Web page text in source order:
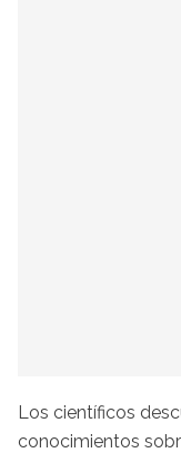
Los científicos
conocimientos